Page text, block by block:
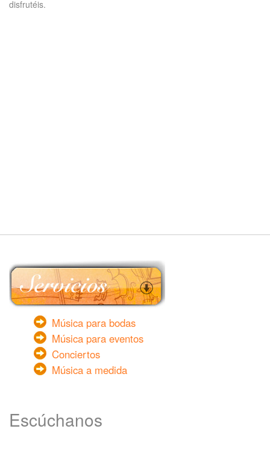
disfrutéis.
Música para bodas
Música para eventos
Conciertos
Música a medida
Escúchanos